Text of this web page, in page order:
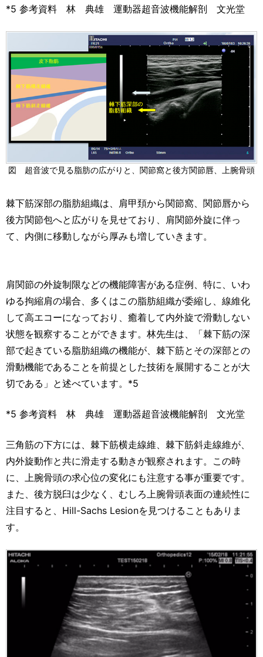
*5 参考資料 林 典雄 運動器超音波機能解剖 文光堂
図 超音波で見る脂肪の広がりと、関節窩と後方関節唇、上腕骨頭
棘下筋深部の脂肪組織は、肩甲頚から関節窩、関節唇から
後方関節包へと広がりを見せており、肩関節外旋に伴っ
て、内側に移動しながら厚みも増していきます。
肩関節の外旋制限などの機能障害がある症例、特に、いわ
ゆる拘縮肩の場合、多くはこの脂肪組織が委縮し、線維化
して高エコーになっており、癒着して内外旋で滑動しない
状態を観察することができます。林先生は、「棘下筋の深
部で起きている脂肪組織の機能が、棘下筋とその深部との
滑動機能であることを前提とした技術を展開することが大
切である」と述べています。*5
*5 参考資料 林 典雄 運動器超音波機能解剖 文光堂
三角筋の下方には、棘下筋横走線維、棘下筋斜走線維が、
内外旋動作と共に滑走する動きが観察されます。この時
に、上腕骨頭の求心位の変化にも注意する事が重要です。
また、後方脱臼は少なく、むしろ上腕骨頭表面の連続性に
注目すると、Hill-Sachs Lesionを見つけることもありま
す。